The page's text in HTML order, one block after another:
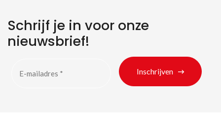
Schrijf je in voor onze
nieuwsbrief!
Inschrijven